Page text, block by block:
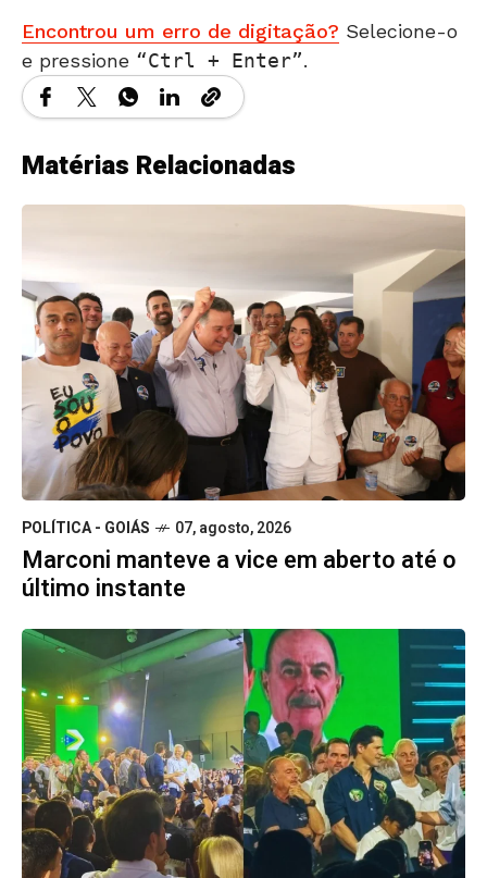
Encontrou um erro de digitação? Selecione-o
e pressione
Ctrl + Enter .
Matérias Relacionadas
POLÍTICA - GOIÁS 07, agosto, 2026
Marconi manteve a vice em aberto até o
último instante